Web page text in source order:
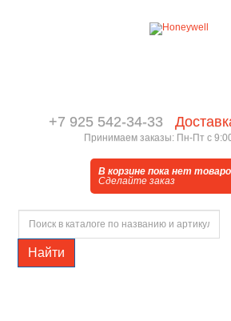
+7 925 542-34-33
Принимаем заказы: Пн-Пт с
В корзине пока нет
Сделайте заказ
Найти